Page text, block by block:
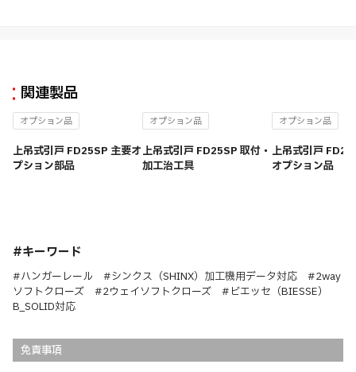
関連製品
オプション品
上吊式引戸 FD25SP 主要オ
プション部品
オプション品
上吊式引戸 FD25SP 取付・
加工治工具
オプション品
上吊式引戸
オプション品
#キーワード
#ハンガーレール #シンクス（SHINX）加工機用データ対応 #2way
ソフトクローズ #2ウェイソフトクローズ #ビエッセ（BIESSE）
B_SOLID対応
免責事項